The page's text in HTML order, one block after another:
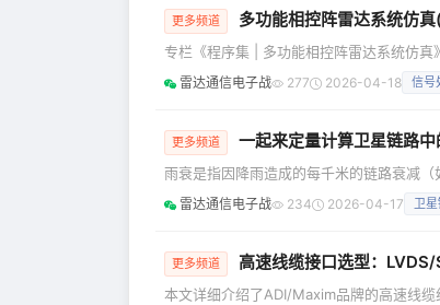
更多频道 多功能相控阵雷达系统仿
专栏《程序集 | 多功能相控阵雷达系统仿真
如下： 1.重新推导了子波束在目标方向的
（RadarGainCalculate）和测角斜差率（
雷达通信电子战 277 2026-04-18 信号
更多频道 一起来定量计算卫星链路中
雨衰是指因降雨造成的每千米的链路衰减
预期的降雨量线上，然后再向左移动到纵
雾密度的衰减图曲线，接着将每千米的衰减乘以链路穿过雨的距离。
雷达通信电子战 234 2026-04-17 卫
更多频道 高速线缆接口选型：
本文详细介绍了ADI/Maxim品牌的高速线